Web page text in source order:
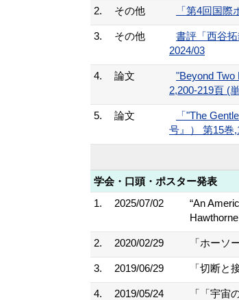
2. その他 「第4回国
3. その他
書評「西谷
2024/03
4. 論文
"Beyond Two
2,200-219頁 (
5. 論文
「"The
号』） 第15巻
学会・口頭・ポスター発表
1.
2025/07/02 “An
2. 2020/02/29 「ホー
3. 2019/06/29 「切断
4. 2019/05/24 「「宇